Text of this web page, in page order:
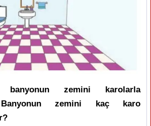
banyonun zemini karolarla
Banyonun zemini kaç karo